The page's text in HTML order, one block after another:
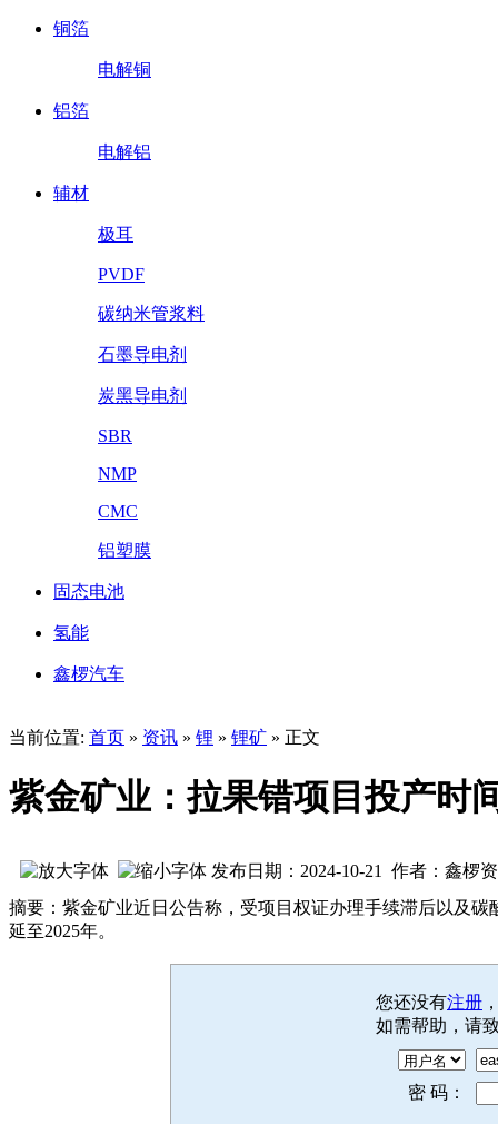
铜箔
电解铜
铝箔
电解铝
辅材
极耳
PVDF
碳纳米管浆料
石墨导电剂
炭黑导电剂
SBR
NMP
CMC
铝塑膜
固态电池
氢能
鑫椤汽车
当前位置: 首页 » 资讯 » 锂 » 锂矿 » 正文
紫金矿业：拉果错项目投产时
发布日期：2024-10-21 作者：鑫椤
摘要：紫金矿业近日公告称，受项目权证办理手续滞后以及
延至2025年。
您还没有注册
如需帮助，请
密 码：